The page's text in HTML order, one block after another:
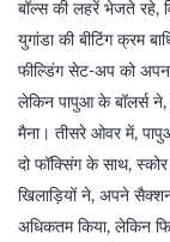
बॉल्स की लहरें भेजते रहे,
युगांडा की बीटिंग क्रम
फील्डिंग सेट‑अप को
लेकिन पापुआ के बॉलर्स
मैना। तीसरे ओवर में,
दो फॉक्सिंग के साथ,
खिलाड़ियों ने, अपने
अधिकतम किया, लेकिन